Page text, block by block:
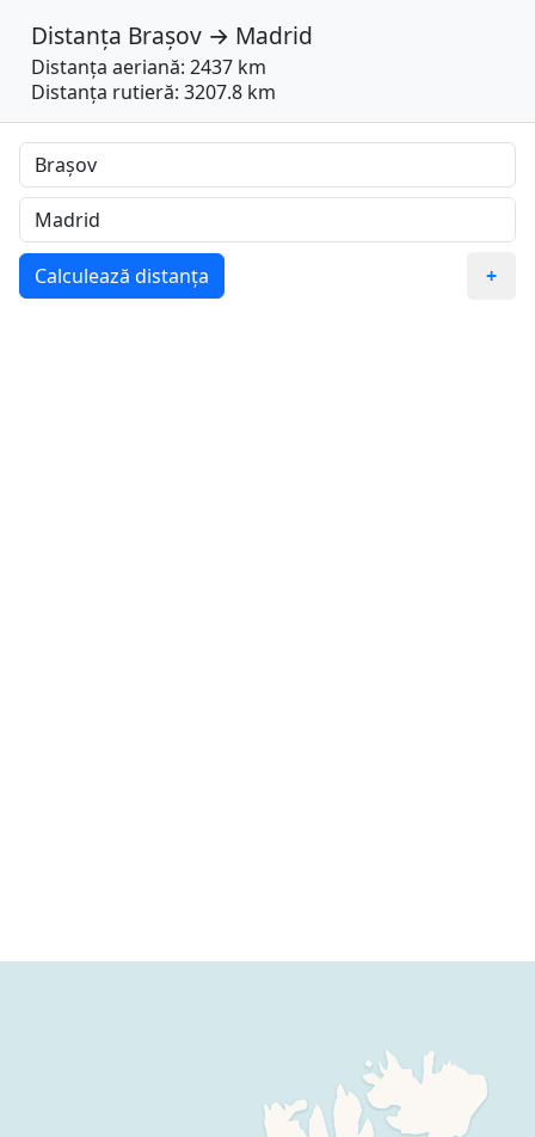
Distanța Brașov → Madrid
Distanța aeriană: 2437 km
Distanța rutieră: 3207.8 km
Calculează distanța +